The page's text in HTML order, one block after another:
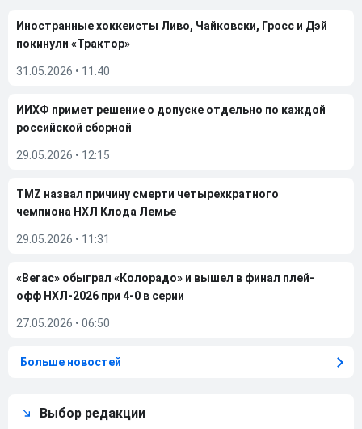
Иностранные хоккеисты Ливо, Чайковски, Гросс и Дэй
покинули «Трактор»
31.05.2026 • 11:40
ИИХФ примет решение о допуске отдельно по каждой
российской сборной
29.05.2026 • 12:15
TMZ назвал причину смерти четырехкратного
чемпиона НХЛ Клода Лемье
29.05.2026 • 11:31
«Вегас» обыграл «Колорадо» и вышел в финал плей-
офф НХЛ-2026 при 4-0 в серии
27.05.2026 • 06:50
Больше новостей
Выбор редакции